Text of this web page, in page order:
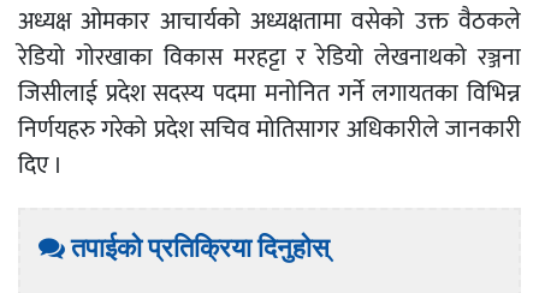
अध्यक्ष ओमकार आचार्यको अध्यक्षतामा वसेको उक्त वैठकले
रेडियो गोरखाका विकास मरहट्टा र रेडियो लेखनाथको रञ्जना
जिसीलाई प्रदेश सदस्य पदमा मनोनित गर्ने लगायतका विभिन्न
निर्णयहरु गरेको प्रदेश सचिव मोतिसागर अधिकारीले जानकारी
दिए ।
तपाईको प्रतिक्रिया दिनुहोस्